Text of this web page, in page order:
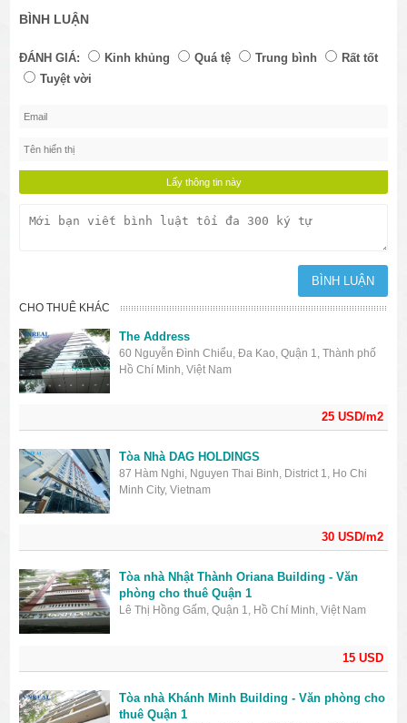
BÌNH LUẬN
ĐÁNH GIÁ: Kinh khủng Quá tệ Trung bình
Rất tốt
Tuyệt vời
CHO THUÊ KHÁC
25 USD/m2
The Address
60 Nguyễn Đình Chiểu, Đa Kao, Quận 1, Thành phố
Hồ Chí Minh, Việt Nam
30 USD/m2
Tòa Nhà DAG HOLDINGS
87 Hàm Nghi, Nguyen Thai Binh, District 1, Ho Chi
Minh City, Vietnam
15 USD
Tòa nhà Nhật Thành Oriana Building - Văn
phòng cho thuê Quận 1
Lê Thị Hồng Gấm, Quận 1, Hồ Chí Minh, Việt Nam
Tòa nhà Khánh Minh Building - Văn phòng cho
thuê Quận 1